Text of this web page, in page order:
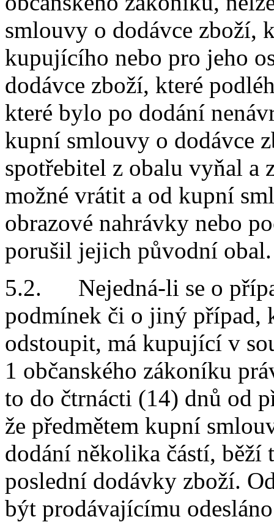
smlouvy o dodávce zboží,
kupujícího nebo pro jeho
dodávce zboží, které
které bylo po dodání
kupní smlouvy o dodávce
spotřebitel z obalu vyňal a
možné vrátit a od kupní
obrazové nahrávky nebo
porušil jejich původní obal.
5.2. Nejedná-li se o
podmínek či o jiný případ,
odstoupit, má kupující v
1 občanského zákoníku
to do čtrnácti (14) dnů od
že předmětem kupní
dodání několika částí, běží
poslední dodávky zboží.
být prodávajícímu